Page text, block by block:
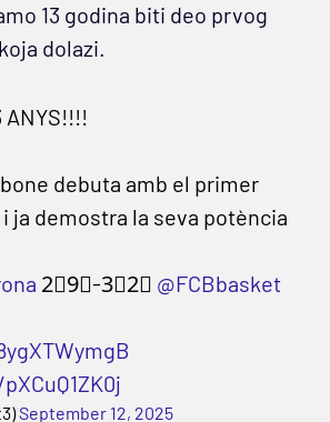
13 godina biti deo prvog
dolazi.
ANYS!!!!
debuta amb el primer
ja demostra la seva potència
2⃣9⃣-3⃣2⃣ @FCBbasket
September 12, 2025